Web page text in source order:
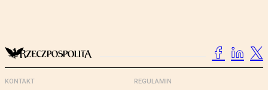
KONTAKT REGULAMIN